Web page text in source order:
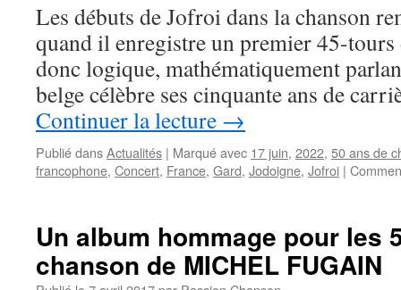
Les débuts de Jofroi dans la chanson
quand il enregistre un premier 45-
donc logique, mathématiquement
belge célèbre ses cinquante ans de
Continuer la lecture →
Publié dansActualités | Marqué avec 17 juin, 2022, 50 ans de
francophone, Concert, France, Gard, Jodoigne, Jofroi |
Un album hommage pour les
chanson de MICHEL FUGAIN